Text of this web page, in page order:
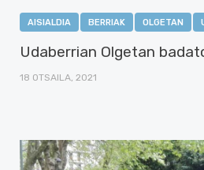
AISIALDIA BERRIAK OLGETAN
Udaberrian Olgetan
18 OTSAILA, 2021